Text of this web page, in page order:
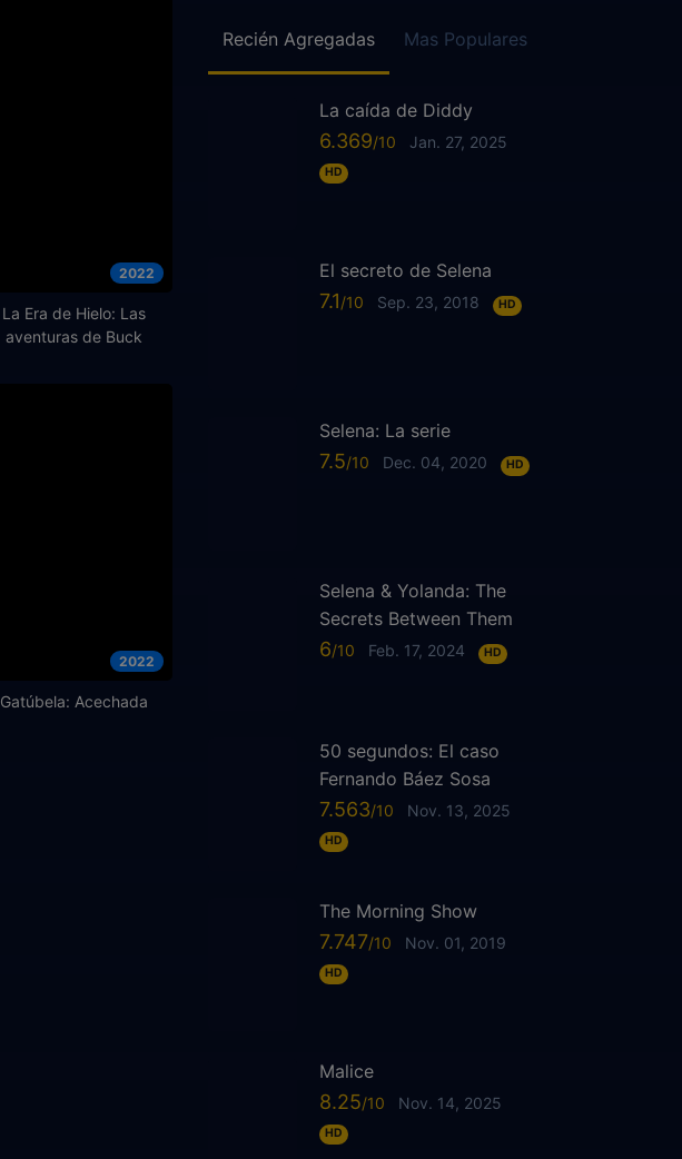
2022
La Era de Hielo: Las
aventuras de Buck
2022
Gatúbela: Acechada
Recién Agregadas Mas Populares
La caída de Diddy
6.369 Jan. 27, 2025
HD
El secreto de Selena
7.1 Sep. 23, 2018 HD
Selena: La serie
7.5 Dec. 04, 2020 HD
Selena & Yolanda: The
Secrets Between Them
6 Feb. 17, 2024 HD
50 segundos: El caso
Fernando Báez Sosa
7.563 Nov. 13, 2025
HD
The Morning Show
7.747 Nov. 01, 2019
HD
Malice
8.25 Nov. 14, 2025
HD